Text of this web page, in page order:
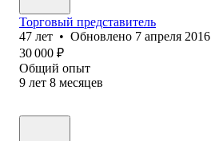
Торговый представитель
47 лет • Обновлено 7 апреля 2016
30 000 ₽
Общий опыт
9 лет 8 месяцев